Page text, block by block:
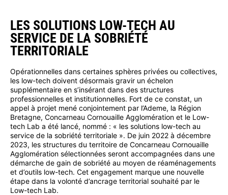
LES SOLUTIONS LOW-TECH AU
SERVICE DE LA SOBRIÉTÉ
TERRITORIALE
Opérationnelles dans certaines sphères privées ou collectives,
les low-tech doivent désormais gravir un échelon
supplémentaire en s’insérant dans des structures
professionnelles et institutionnelles. Fort de ce constat, un
appel à projet mené conjointement par l’Ademe, la Région
Bretagne, Concarneau Cornouaille Agglomération et le Low-
tech Lab a été lancé, nommé : « les solutions low-tech au
service de la sobriété territoriale ». De juin 2022 à décembre
2023, les structures du territoire de Concarneau Cornouaille
Agglomération sélectionnées seront accompagnées dans une
démarche de gain de sobriété au moyen de réaménagements
et d’outils low-tech. Cet engagement marque une nouvelle
étape dans la volonté d’ancrage territorial souhaité par le
Low-tech Lab.